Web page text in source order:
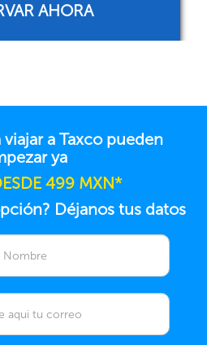
AHORA
viajar a Taxco pueden
ya
499 MXN*
Déjanos tus datos